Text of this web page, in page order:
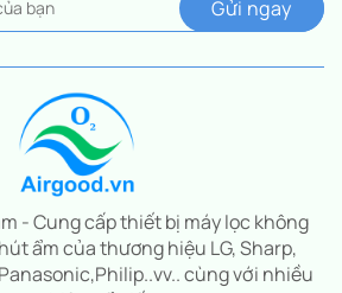
- Cung cấp thiết bị máy lọc không
ẩm của thương hiệu LG, Sharp,
cùng với nhiều